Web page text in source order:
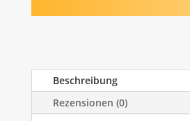
Beschreibung
Rezensionen (0)